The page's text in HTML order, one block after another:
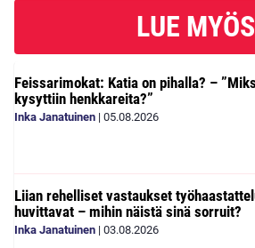
LUE
Feissarimokat: Katia on pihalla? –
kysyttiin henkkareita?”
Inka Janatuinen | 05.08.2026
Liian rehelliset vastaukset
huvittavat – mihin näistä sinä sorruit?
Inka Janatuinen | 03.08.2026